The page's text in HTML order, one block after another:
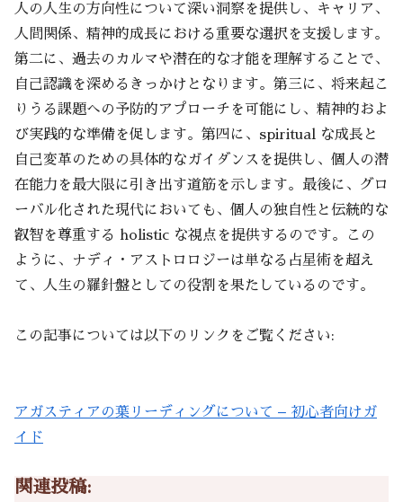
人の人生の方向性について深い洞察を提供し、キャリア、
人間関係、精神的成長における重要な選択を支援します。
第二に、過去のカルマや潜在的な才能を理解することで、
自己認識を深めるきっかけとなります。第三に、将来起こ
りうる課題への予防的アプローチを可能にし、精神的およ
び実践的な準備を促します。第四に、spiritual な成長と
自己変革のための具体的なガイダンスを提供し、個人の潜
在能力を最大限に引き出す道筋を示します。最後に、グロ
ーバル化された現代においても、個人の独自性と伝統的な
叡智を尊重する holistic な視点を提供するのです。この
ように、ナディ・アストロロジーは単なる占星術を超え
て、人生の羅針盤としての役割を果たしているのです。
この記事については以下のリンクをご覧ください:
アガスティアの葉リーディングについて – 初心者向けガ
イド
関連投稿: